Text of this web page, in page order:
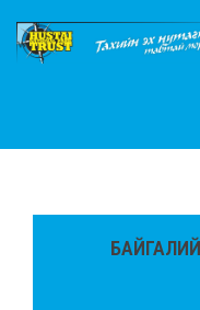
content